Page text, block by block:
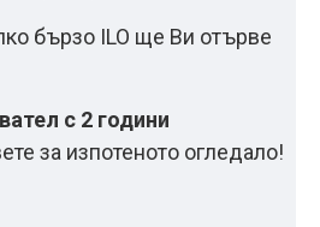
бързо ILO ще Ви отърве
с 2 години
за изпотеното огледало!